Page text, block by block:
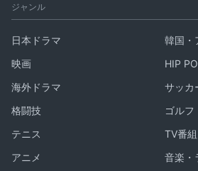
ジャンル
日本ドラマ
韓国・
映画
HIP
海外ドラマ
サッカ
格闘技
ゴルフ
テニス
TV番
アニメ
音楽・